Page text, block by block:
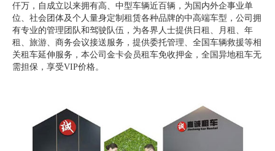
仟万，自成立以来拥有高、中型车辆近百辆，为国内外企事业单
位、社会团体及个人量身定制租赁各种品牌的中高端车型，公司拥
有专业的管理团队和驾驶队伍，为各界人士提供日租、月租、年
租、旅游、商务会议接送服务，提供委托管理、全国车辆救援等相
关租车延伸服务，本公司金卡会员租车免收押金，全国异地租车无
需担保，享受VIP价格。